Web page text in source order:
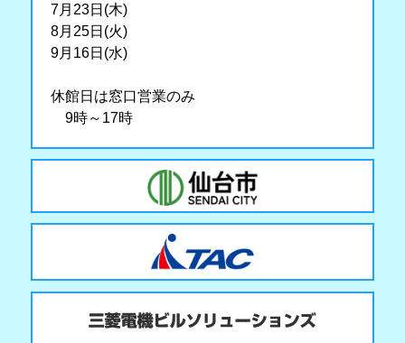
7月23日(木)
8月25日(火)
9月16日(水)
休館日は窓口営業のみ
9時～17時